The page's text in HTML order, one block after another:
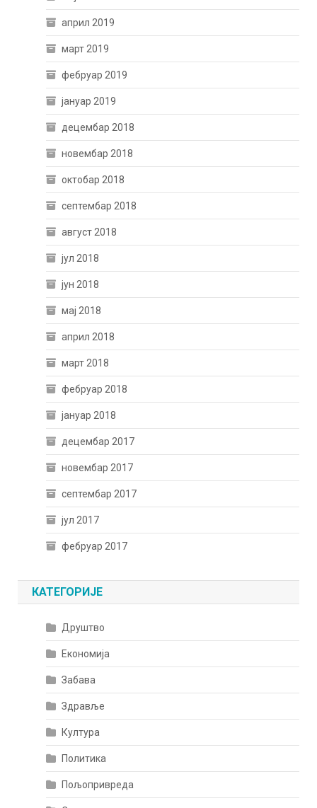
април 2019
март 2019
фебруар 2019
јануар 2019
децембар 2018
новембар 2018
октобар 2018
септембар 2018
август 2018
јул 2018
јун 2018
мај 2018
април 2018
март 2018
фебруар 2018
јануар 2018
децембар 2017
новембар 2017
септембар 2017
јул 2017
фебруар 2017
КАТЕГОРИЈЕ
Друштво
Економија
Забава
Здравље
Култура
Политика
Пољопривреда